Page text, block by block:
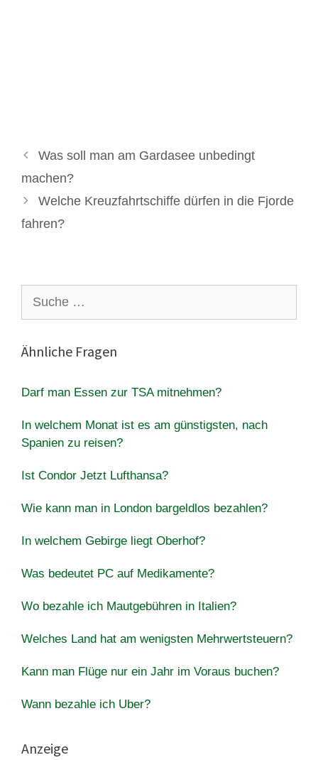
Was soll man am Gardasee unbedingt
machen?
Welche Kreuzfahrtschiffe dürfen in die Fjorde
fahren?
nach:
Ähnliche Fragen
Darf man Essen zur TSA mitnehmen?
In welchem ​​Monat ist es am günstigsten, nach
Spanien zu reisen?
Ist Condor Jetzt Lufthansa?
Wie kann man in London bargeldlos bezahlen?
In welchem Gebirge liegt Oberhof?
Was bedeutet PC auf Medikamente?
Wo bezahle ich Mautgebühren in Italien?
Welches Land hat am wenigsten Mehrwertsteuern?
Kann man Flüge nur ein Jahr im Voraus buchen?
Wann bezahle ich Uber?
Anzeige